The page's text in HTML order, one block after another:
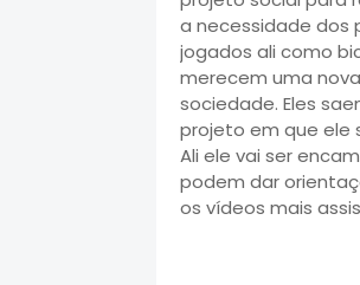
a necessidade dos
jogados ali como
merecem uma
sociedade. Eles
projeto em que ele
Ali ele vai ser
podem dar
os vídeos mais